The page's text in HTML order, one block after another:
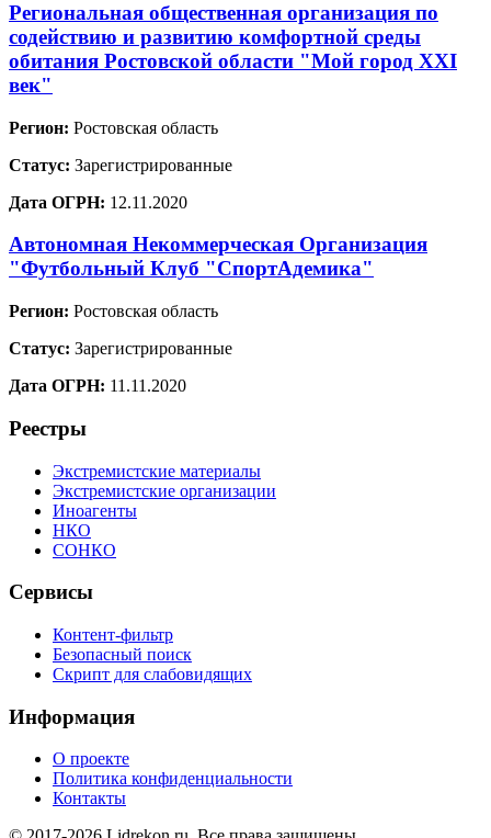
Региональная общественная организация по
содействию и развитию комфортной среды
обитания Ростовской области "Мой город XXI
век"
Регион: Ростовская область
Статус: Зарегистрированные
Дата ОГРН: 12.11.2020
Автономная Некоммерческая Организация
"Футбольный Клуб "СпортАдемика"
Регион: Ростовская область
Статус: Зарегистрированные
Дата ОГРН: 11.11.2020
Реестры
Экстремистские материалы
Экстремистские организации
Иноагенты
НКО
СОНКО
Сервисы
Контент-фильтр
Безопасный поиск
Скрипт для слабовидящих
Информация
О проекте
Политика конфиденциальности
Контакты